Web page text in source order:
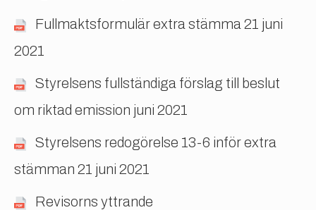
Fullmaktsformulär extra stämma 21 juni
2021
Styrelsens fullständiga förslag till beslut
om riktad emission juni 2021
Styrelsens redogörelse 13-6 inför extra
stämman 21 juni 2021
Revisorns yttrande